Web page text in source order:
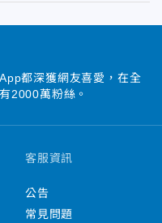
都深獲網友喜愛，在全
2000萬粉絲。
客服資訊
公告
常見問題